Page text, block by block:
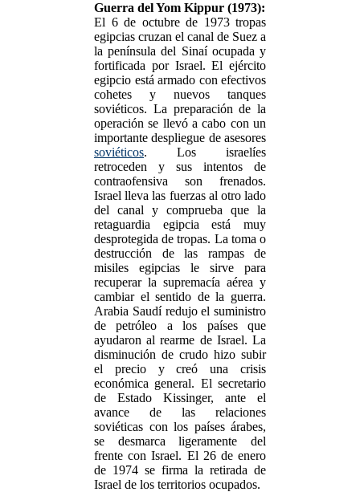
Guerra del Yom Kippur (1973):
El 6 de octubre de 1973 tropas
egipcias cruzan el canal de Suez a
la península del Sinaí ocupada y
fortificada por Israel. El ejército
egipcio está armado con efectivos
cohetes y nuevos tanques
soviéticos. La preparación de la
operación se llevó a cabo con un
importante despliegue de asesores
soviéticos. Los israelíes
retroceden y sus intentos de
contraofensiva son frenados.
Israel lleva las fuerzas al otro lado
del canal y comprueba que la
retaguardia egipcia está muy
desprotegida de tropas. La toma o
destrucción de las rampas de
misiles egipcias le sirve para
recuperar la supremacía aérea y
cambiar el sentido de la guerra.
Arabia Saudí redujo el suministro
de petróleo a los países que
ayudaron al rearme de Israel. La
disminución de crudo hizo subir
el precio y creó una crisis
económica general. El secretario
de Estado Kissinger, ante el
avance de las relaciones
soviéticas con los países árabes,
se desmarca ligeramente del
frente con Israel. El 26 de enero
de 1974 se firma la retirada de
Israel de los territorios ocupados.